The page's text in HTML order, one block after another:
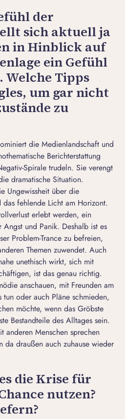
der
sich aktuell ja
in Hinblick auf
ein Gefühl
Welche Tipps
um gar nicht
zu
die Medienlandschaft und
Berichterstattung
Spirale trudeln. Sie verengt
dramatische Situation.
Ungewissheit über die
fehlende Licht am Horizont.
erlebt werden, ein
und Panik. Deshalb ist es
Problem-Trance zu befreien,
Themen zuwendet. Auch
unethisch wirkt, sich mit
ist das genau richtig.
anschauen, mit Freunden am
tun oder auch Pläne schmieden,
möchte, wenn das Gröbste
Bestandteile des Alltages sein.
anderen Menschen sprechen
da draußen auch zuhause wieder
die Krise für
nutzen?